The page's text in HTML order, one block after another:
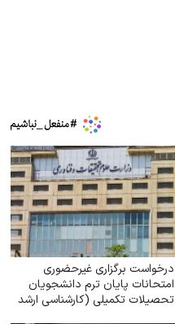
درخواست برگزاری غیرحضوری
امتحانات پایان ترم دانشجویان
تحصیلات تکمیلی (کارشناسی ارشد